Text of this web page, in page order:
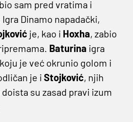
sam pred vratima i
Dinamo napadački,
je, kao i Hoxha, zabio
Baturina igra
je već okrunio golom i
je i Stojković, njih
su zasad pravi izum